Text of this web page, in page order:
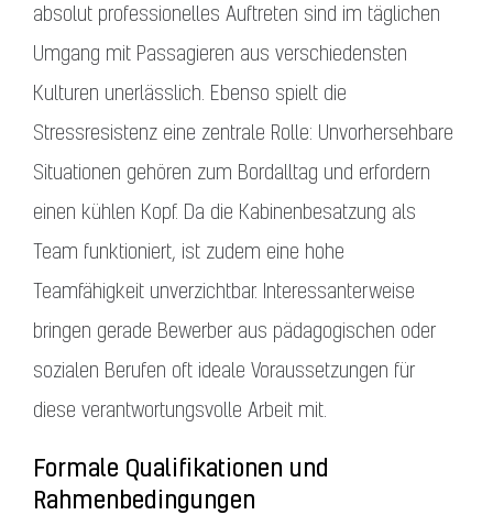
absolut professionelles Auftreten sind im täglichen
Umgang mit Passagieren aus verschiedensten
Kulturen unerlässlich. Ebenso spielt die
Stressresistenz eine zentrale Rolle: Unvorhersehbare
Situationen gehören zum Bordalltag und erfordern
einen kühlen Kopf. Da die Kabinenbesatzung als
Team funktioniert, ist zudem eine hohe
Teamfähigkeit unverzichtbar. Interessanterweise
bringen gerade Bewerber aus pädagogischen oder
sozialen Berufen oft ideale Voraussetzungen für
diese verantwortungsvolle Arbeit mit.
Formale Qualifikationen und
Rahmenbedingungen